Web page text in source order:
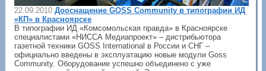
22.09.2010 Дооснащение GOSS Community в типографии ИД
«КП» в Красноярске
В типографии ИД «Комсомольская правда» в Красноярске
специалистами «НИССА Медиапроект» – дистрибьютора
газетной техники GOSS International в России и СНГ –
официально введены в эксплуатацию новые модули Goss
Community. Оборудование успешно объединено с уже